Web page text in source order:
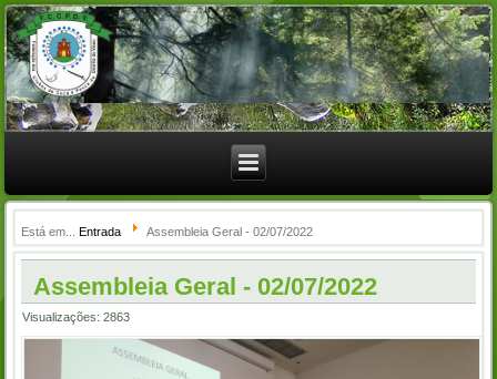
Está em...Entrada Assembleia Geral - 02/07/2022
Assembleia Geral - 02/07/2022
Visualizações: 2863